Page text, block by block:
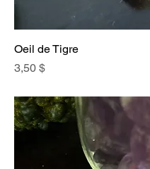
Oeil de Tigre
Prix
3,50 $